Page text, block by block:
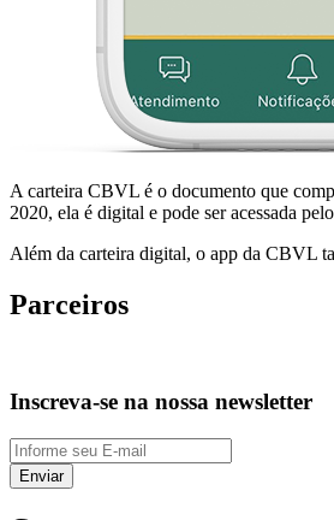
A carteira CBVL é o documento que
2020, ela é digital e pode ser acessada
Além da carteira digital, o app da CBVL
Parceiros
Inscreva-se na nossa newsletter
Enviar